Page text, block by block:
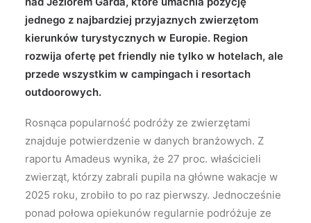
jednego z najbardziej przyjaznych zwierzętom
kierunków turystycznych w Europie. Region
rozwija ofertę pet friendly nie tylko w hotelach, ale
przede wszystkim w campingach i resortach
outdoorowych.
Rosnąca popularność podróży ze zwierzętami
znajduje potwierdzenie w danych branżowych. Z
raportu Amadeus wynika, że 27 proc. właścicieli
zwierząt, którzy zabrali pupila na główne wakacje w
2025 roku, zrobiło to po raz pierwszy. Jednocześnie
ponad połowa opiekunów regularnie podróżuje ze